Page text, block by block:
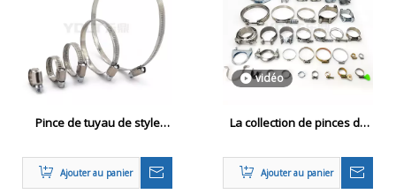
Pince de tuyau de style
rouille
Ajouter au panier
vidéo
La collection de pinces de
Ajouter au panier